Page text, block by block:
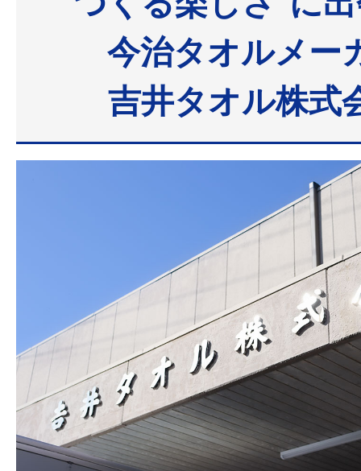
今治タオルメー
吉井タオル株式